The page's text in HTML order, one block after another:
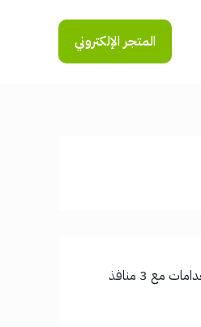
المتجر الإلكتروني
شاحن متعدد الاستخدامات مع 3 منافذ